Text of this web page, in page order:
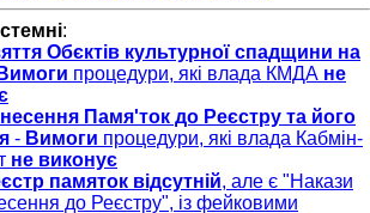
:
Обєктів культурної спадщини на
Вимоги процедури, які влада КМДА не
Памя'ток до Реєстру та його
- Вимоги процедури, які влада Кабмін-
не виконує
памяток відсутній, але є "Накази
до Реєстру", із фейковими